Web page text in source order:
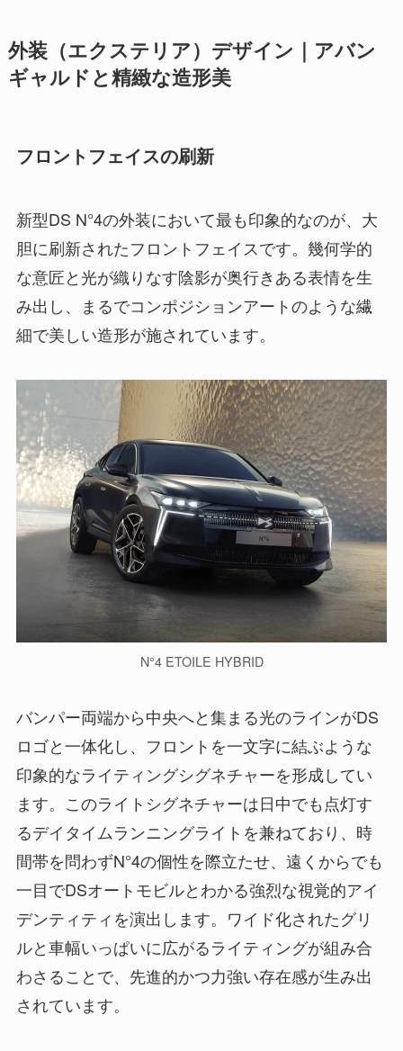
外装（エクステリア）デザイン｜アバン
ギャルドと精緻な造形美
フロントフェイスの刷新
新型DS N°4の外装において最も印象的なのが、大
胆に刷新されたフロントフェイスです。幾何学的
な意匠と光が織りなす陰影が奥行きある表情を生
み出し、まるでコンポジションアートのような繊
細で美しい造形が施されています。
N°4 ETOILE HYBRID
バンパー両端から中央へと集まる光のラインがDS
ロゴと一体化し、フロントを一文字に結ぶような
印象的なライティングシグネチャーを形成してい
ます。このライトシグネチャーは日中でも点灯す
るデイタイムランニングライトを兼ねており、時
間帯を問わずN°4の個性を際立たせ、遠くからでも
一目でDSオートモビルとわかる強烈な視覚的アイ
デンティティを演出します。ワイド化されたグリ
ルと車幅いっぱいに広がるライティングが組み合
わさることで、先進的かつ力強い存在感が生み出
されています。